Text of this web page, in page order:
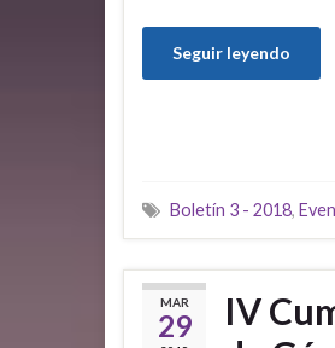
Seguir leyendo
Boletín 3 - 2018,
MAR
29
IV